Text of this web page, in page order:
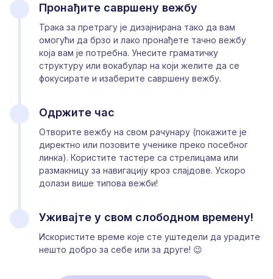
Пронађите савршену вежбу
Трака за претрагу је дизајнирана тако да вам
омогући да брзо и лако пронађете тачно вежбу
која вам је потребна. Унесите граматичку
структуру или вокабулар на који желите да се
фокусирате и изаберите савршену вежбу.
Одржите час
Отворите вежбу на свом рачунару (покажите је
директно или позовите ученике преко посебног
линка). Користите тастере са стрелицама или
размакницу за навигацију кроз слајдове. Ускоро
долази више типова вежби!
Уживајте у свом слободном времену!
Искористите време које сте уштедели да урадите
нешто добро за себе или за друге! 😉